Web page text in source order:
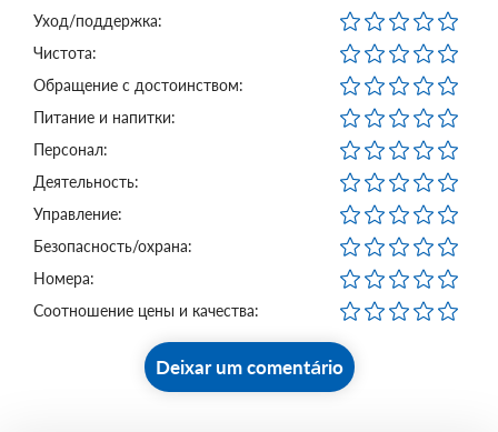
Уход/поддержка:
Чистота:
Обращение с достоинством:
Питание и напитки:
Персонал:
Деятельность:
Управление:
Безопасность/охрана:
Номера:
Соотношение цены и качества:
Deixar um comentário